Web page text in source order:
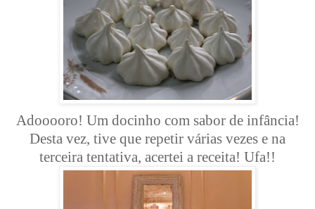
Adooooro! Um docinho com sabor de infância!
Desta vez, tive que repetir várias vezes e na
terceira tentativa, acertei a receita! Ufa!!